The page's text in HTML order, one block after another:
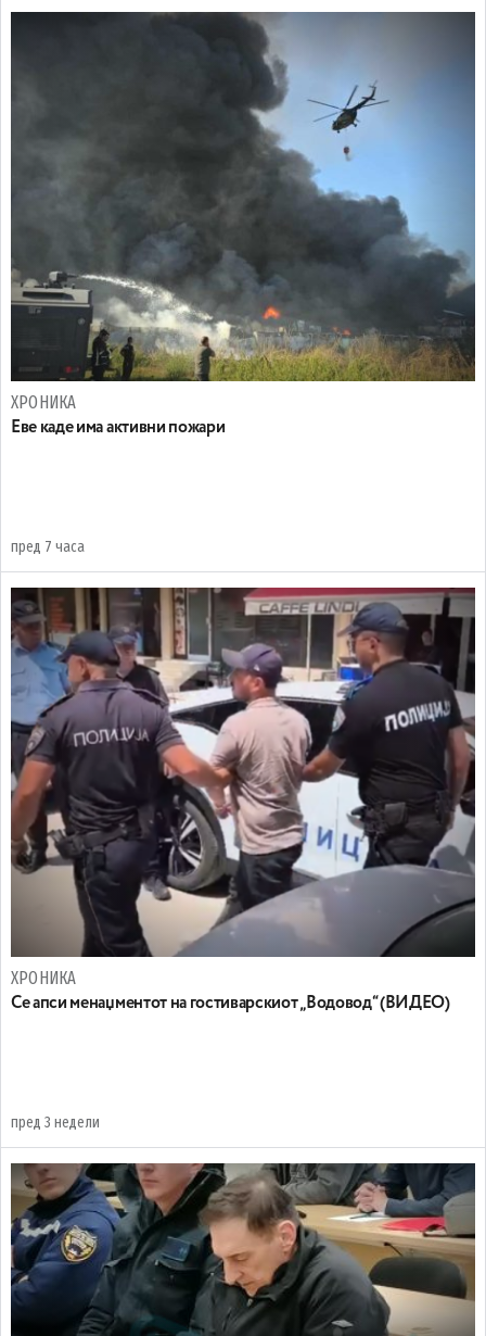
ХРОНИКА
Eве каде има активни пожари
пред 7 часа
ХРОНИКА
Се апси менаџментот на гостиварскиот „Водовод“ (ВИДЕО)
пред 3 недели